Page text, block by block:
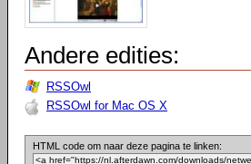
Andere edities:
RSSOwl
RSSOwl for Mac OS X
HTML code om naar deze pagina te linken: